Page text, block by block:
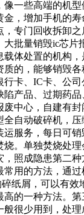
像一些高端的机
金，增加手机的
专门回收拆卸之
大批量销毁ic芯片
体处置的机构
质的，能够销毁
行卡、IC卡、公
陷产品、过期药
废中心，自建有
全自动破碎机，
运服务，每日可
烧。单独焚烧处
，照成隐患第二
常用的方法，通
纸屑，可以有效
高的一种方法。
般很少用到，处